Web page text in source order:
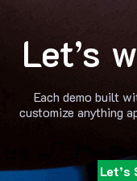
Let’s
Each demo built
customize anything